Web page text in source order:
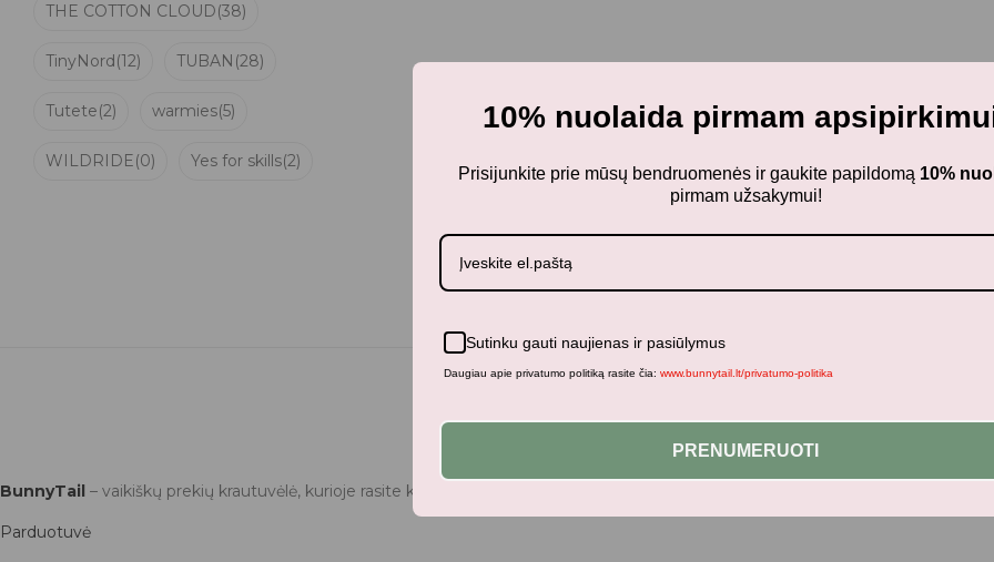
THE COTTON CLOUD(38)
TinyNord(12) TUBAN (28)
Tutete(2) warmies(5)
WILDRIDE(0) Yes for skills(2)
BunnyTail – vaikiškų prekių krautuvėlė, kurioje rasite kokybiškus ir stilingus daiktus savo vaikams!
Parduotuvė
10% nuolaida pirmam
Prisijunkite prie mūsų bendruomenės ir gaukite papildomą 10%
pirmam užsakymui!
Sutinku gauti naujienas ir pasiūlymus
Daugiau apie privatumo politiką rasite čia: www.bunnytail.lt/privatumo-politika
PRENUMERUOTI